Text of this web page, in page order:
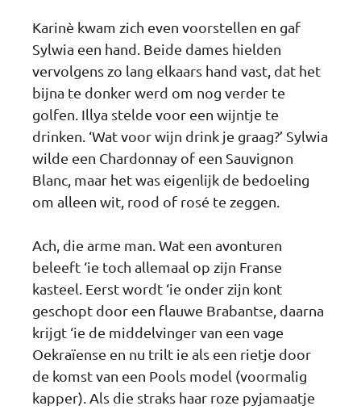
Karinè kwam zich even voorstellen en gaf
Sylwia een hand. Beide dames hielden
vervolgens zo lang elkaars hand vast, dat het
bijna te donker werd om nog verder te
golfen. Illya stelde voor een wijntje te
drinken. ‘Wat voor wijn drink je graag?’ Sylwia
wilde een Chardonnay of een Sauvignon
Blanc, maar het was eigenlijk de bedoeling
om alleen wit, rood of rosé te zeggen.
Ach, die arme man. Wat een avonturen
beleeft ‘ie toch allemaal op zijn Franse
kasteel. Eerst wordt ‘ie onder zijn kont
geschopt door een flauwe Brabantse, daarna
krijgt ‘ie de middelvinger van een vage
Oekraïense en nu trilt ie als een rietje door
de komst van een Pools model (voormalig
kapper). Als die straks haar roze pyjamaatje